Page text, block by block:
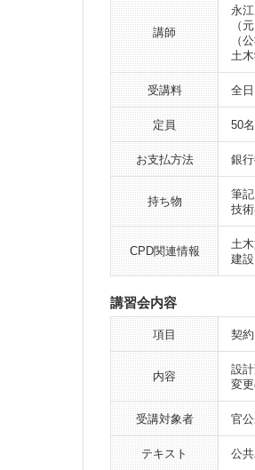
講師
永
（
（
土
受講料 全
定員 50名
お支払方法 銀
持ち物
筆
技
CPD関連情報
土
建
講習会内容
項目 契
内容
設
変
受講対象者 官
テキスト 公